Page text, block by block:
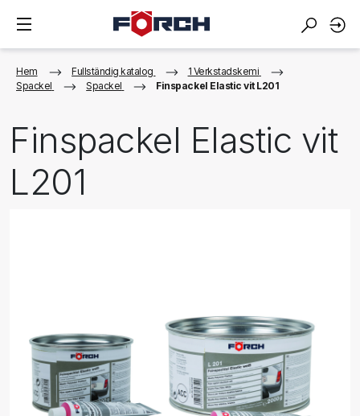
Hem Fullständig katalog
1 Verkstadskemi
Spackel
Spackel Finspackel Elastic vit L201
Finspackel Elastic vit
L201